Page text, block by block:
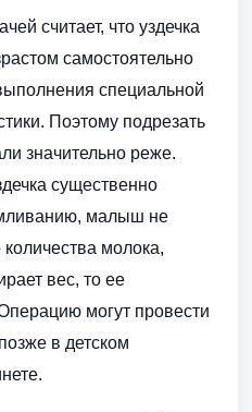
считает, что уздечка
самостоятельно
специальной
Поэтому подрезать
значительно реже.
существенно
малыш не
молока,
вес, то ее
могут провести
в детском